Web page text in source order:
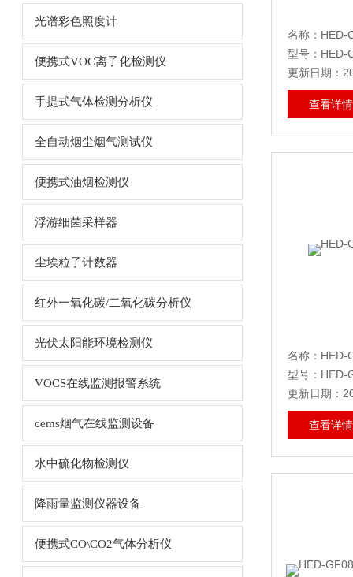
光谱彩色照度计
便携式VOC离子化检测仪
手提式气体检测分析仪
全自动烟尘烟气测试仪
便携式油烟检测仪
浮游细菌采样器
尘埃粒子计数器
红外一氧化碳/二氧化碳分析仪
光伏太阳能环境检测仪
VOCS在线监测报警系统
cems烟气在线监测设备
水中硫化物检测仪
降雨量监测仪器设备
便携式CO\CO2气体分析仪
型号：HED-
更新日期：
查看详情
名称：HED-
型号：HED-
更新日期：
查看详情